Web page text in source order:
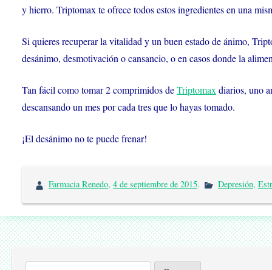
y hierro. Triptomax te ofrece todos estos ingredientes en una
Si quieres recuperar la vitalidad y un buen estado de ánimo,
desánimo, desmotivación o cansancio, o en casos donde la
Tan fácil como tomar 2 comprimidos deTriptomaxdiarios, uno
descansando un mes por cada tres que lo hayas tomado.
¡El desánimo no te puede frenar!
Farmacia Renedo, 4 de septiembre de 2015. Depresión,